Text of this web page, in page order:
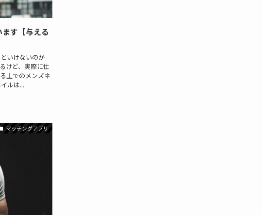
す【与える
いけないのか
けど、実際に仕
上でのメンズネ
ルは...
マッチングアプリ